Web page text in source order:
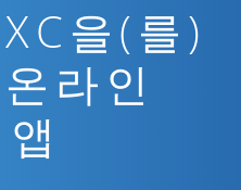
을(를)
라인